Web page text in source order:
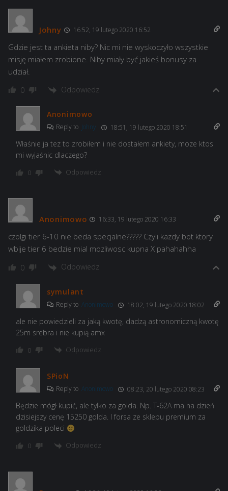
Johny 16:52, 19 lutego 2020 16:52
Gdzie jest ta ankieta niby? Nic mi nie wyskoczyło wszystkie
misję miałem zrobione. Niby miały być jakieś bonusy za
udział.
0 Odpowiedz
Anonimowo
Reply to Johny 18:51, 19 lutego 2020 18:51
Właśnie ja tez to zrobiłem i nie dostałem ankiety, moze ktos
mi wyjaśnic dlaczego?
0 Odpowiedz
Anonimowo 16:33, 19 lutego 2020 16:33
czolgi tier 6-10 nie beda specjalne????? Czyli kazdy bot ktory
wbije tier 6 bedzie mial mozliwosc kupna X pahahahha
0 Odpowiedz
symulant
Reply to Anonimowo 18:02, 19 lutego 2020 18:02
ale nie powiedzieli za jaką kwotę, dadzą astronomiczną kwotę
25m srebra i nie kupią amx
0 Odpowiedz
SPioN
Reply to Anonimowo 08:23, 20 lutego 2020 08:23
Będzie mógł kupić, ale tylko za golda. Np. T-62A ma na dzień
dzisiejszy cenę 15250 golda. I forsa ze sklepu premium za
goldzika poleci
0 Odpowiedz